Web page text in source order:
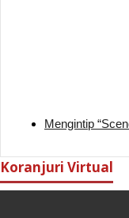
Mengintip
Koranjuri Virtual